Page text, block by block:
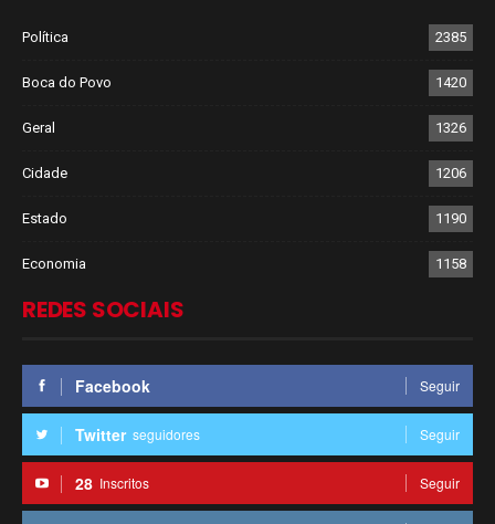
Política 2385
Boca do Povo 1420
Geral 1326
Cidade 1206
Estado 1190
Economia 1158
REDES SOCIAIS
Facebook Seguir
Twitter seguidores Seguir
28 Inscritos Seguir